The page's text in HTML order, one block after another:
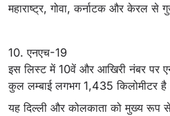
महाराष्ट्र, गोवा, कर्नाटक और केरल से
10. एनएच-19
इस लिस्‍ट में 10वें और आखिरी नंबर पर
कुल लम्बाई लगभग 1,435 किलोमीटर
यह दिल्ली और कोलकाता को मुख्य रूप